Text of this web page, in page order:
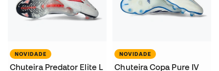
NOVIDADE
Chuteira Predator Elite L
NOVIDADE
Chuteira Copa Pure IV